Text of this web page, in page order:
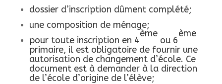
dossier d’inscription dûment complété;
une composition de ménage;
pour toute inscription en 4
ème
ou 6
ème
primaire, il est obligatoire de fournir une
autorisation de changement d’école. Ce
document est à demander à la direction
de l’école d’origine de l’élève;